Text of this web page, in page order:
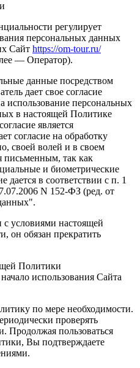
регулирует
персональных данных
Сайт https://om-tour.ru/
— Оператор).
данные посредством
дает свое согласие
использование персональных
в настоящей Политике
является
согласие на обработку
своей волей и в своем
письменным, так как
и биометрические
дается в соответствии с п. 1
N 152-ФЗ (ред. от
с условиями настоящей
он обязан прекратить
Политики
использования Сайта
по мере необходимости.
проверять
Продолжая пользоваться
Вы подтверждаете